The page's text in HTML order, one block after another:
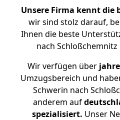
Unsere Firma kennt die
wir sind stolz darauf,
Ihnen die beste
nach
Wir verfügen über
Umzugsbereich und
Schwerin nach
anderem auf
spezialisiert. Unser